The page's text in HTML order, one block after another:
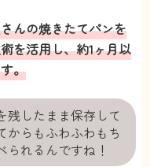
んの焼きたてパンを
を活用し、約1ヶ月以
。
残したまま保存して
からもふわふわもち
られるんですね！